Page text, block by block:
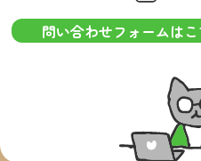
問い合わせフォームはこ